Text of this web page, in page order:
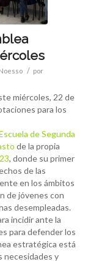
/ por
miércoles, 22 de
para los
de Segunda
de la propia
, donde su primer
de las
en los ámbitos
de jóvenes con
desempleadas.
incidir ante la
para defender los
estratégica está
necesidades y